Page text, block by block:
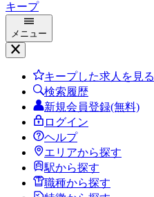
キープ
メニュー
キープした求人を見る
検索履歴
新規会員登録(無料)
ログイン
ヘルプ
エリアから探す
駅から探す
職種から探す